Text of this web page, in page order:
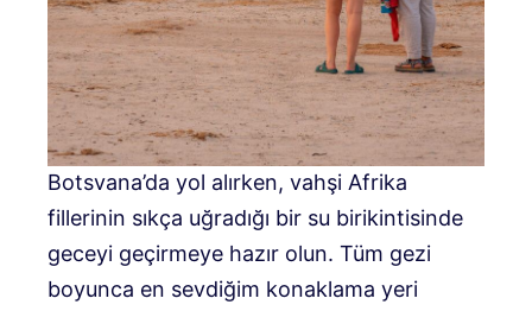
Botsvana’da yol alırken, vahşi Afrika
fillerinin sıkça uğradığı bir su birikintisinde
geceyi geçirmeye hazır olun. Tüm gezi
boyunca en sevdiğim konaklama yeri